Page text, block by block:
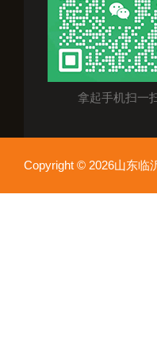
拿起手机扫一
Copyright © 2026山东